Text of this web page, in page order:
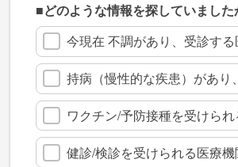
■どのような情報を探していました
今現在 不調があり、受診す
持病（慢性的な疾患）があり
ワクチン/予防接種を受けら
健診/検診を受けられる医療